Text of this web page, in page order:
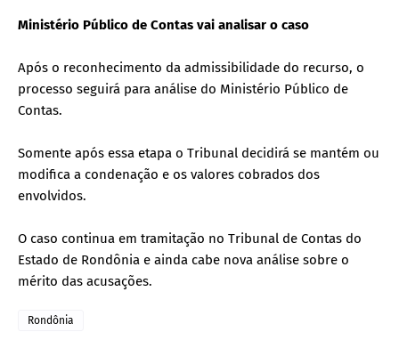
Ministério Público de Contas vai analisar o caso
Após o reconhecimento da admissibilidade do recurso, o
processo seguirá para análise do Ministério Público de
Contas.
Somente após essa etapa o Tribunal decidirá se mantém ou
modifica a condenação e os valores cobrados dos
envolvidos.
O caso continua em tramitação no Tribunal de Contas do
Estado de Rondônia e ainda cabe nova análise sobre o
mérito das acusações.
Rondônia